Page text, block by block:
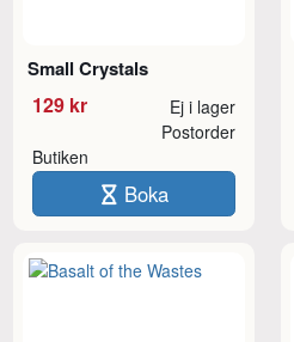
Small Crystals
129 kr Ej i lager
Butiken
Postorder
Boka